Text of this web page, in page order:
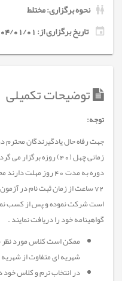
نحوه برگزاری: مختلط
تاریخ برگزاری از: 1404/01/01 - 1404/12/29
توضیحات تکمیلی
توجه:
جهت رفاه حال یادگیرندگان محترم
زمانی چهل (40) روزه
دوره به مدت 40 روز
است شرکت نموده و پس از کسب
گواهینامه خود را دریافت نمایند .
ممکن است کلاس مورد نظر
شهریه ای متفاوت از
در انتخاب ترم و کلاس خود